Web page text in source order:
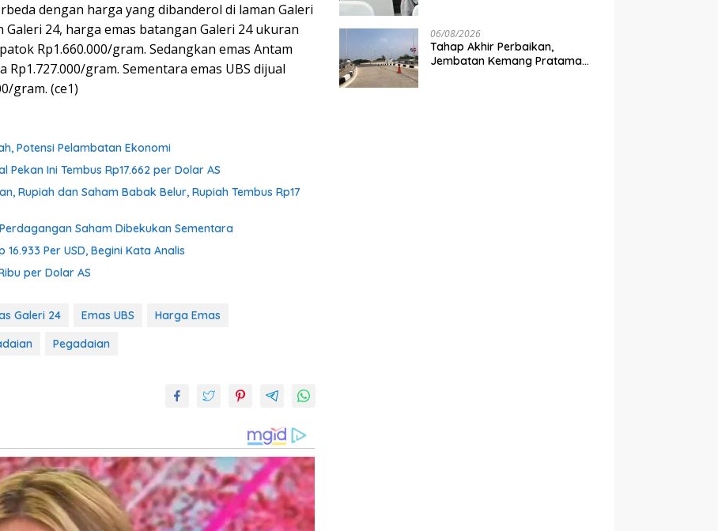
dengan harga yang dibanderol di laman Galeri
Galeri 24, harga emas batangan Galeri 24 ukuran
Rp1.660.000/gram. Sedangkan emas Antam
gram. Sementara emas UBS dijual
gram. (ce1)
Potensi Pelambatan Ekonomi
Pekan Ini Tembus Rp17.662 per Dolar AS
Rupiah dan Saham Babak Belur, Rupiah Tembus Rp17
Perdagangan Saham Dibekukan Sementara
16.933 Per USD, Begini Kata Analis
per Dolar AS
Galeri 24 Emas UBS
Harga Emas
Pegadaian
06/08/2026
Tahap Akhir Perbaikan,
Jembatan Kemang Pratama